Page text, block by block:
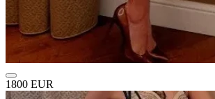
1800 EUR